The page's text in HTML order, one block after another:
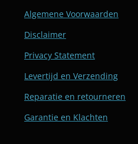
Algemene Voorwaarden
Disclaimer
Privacy Statement
Levertijd en Verzending
Reparatie en retourneren
Garantie en Klachten